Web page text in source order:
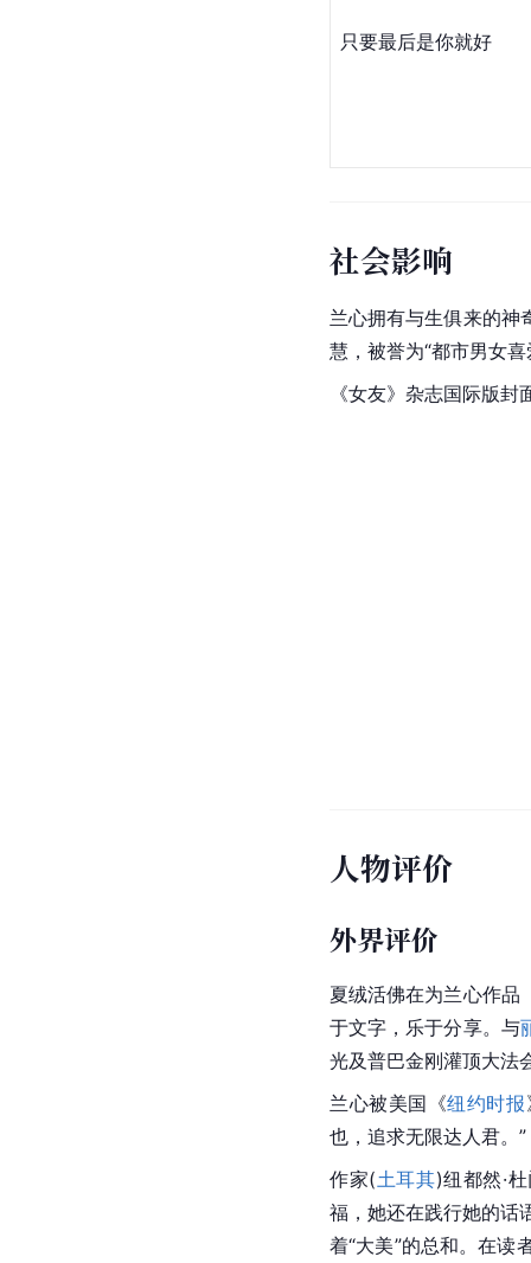
只要最后是你就好
社会影响
兰心拥有与生俱来的神
慧，被誉为“都市男女
《女友》杂志国际版
人物评价
外界评价
夏绒活佛在为兰心作品
于文字，乐于分享。与
光及普巴金刚灌顶大法
兰心被美国 《纽约时报
也，追求无限达人君。”
作家(土耳其)纽都然·
福，她还在践行她的话
着“大美”的总和。在